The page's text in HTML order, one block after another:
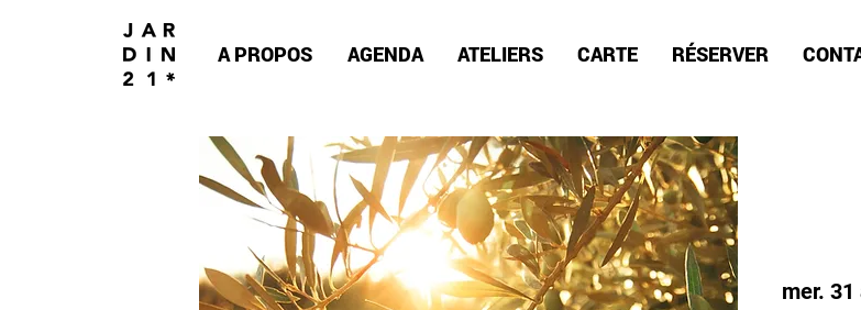
A PROPOS AGENDA ATELIERS CARTE RÉSERVER
mer.